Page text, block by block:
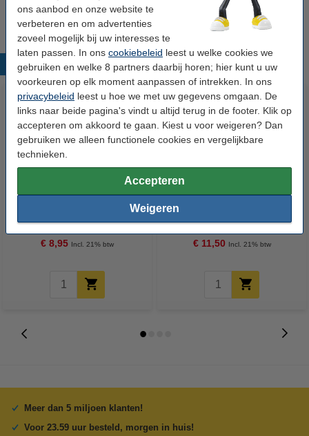
ons aanbod en onze website te
verbeteren en om advertenties
zoveel mogelijk bij uw interesses te
laten passen. In ons cookiebeleid leest u welke cookies we
gebruiken en welke 8 partners daarbij horen; hier kunt u uw
voorkeuren op elk moment aanpassen of intrekken. In ons
privacybeleid leest u hoe we met uw gegevens omgaan. De
links naar beide pagina's vindt u altijd terug in de footer. Klik op
accepteren om akkoord te gaan. Kiest u voor weigeren? Dan
gebruiken we alleen functionele cookies en vergelijkbare
technieken.
Accepteren
Weigeren
Populaire producten
123inkt huismerk vervangt
Brother TZe-231 tape zwart op
wit 12 mm
€ 8,95 Incl. 21% btw
123inkt huismerk vervangt
Brother TZe-251 tape zwart op
wit 24 mm
€ 11,50 Incl. 21% btw
Meer dan 5 miljoen klanten!
Voor 23.59 uur besteld, morgen in huis!